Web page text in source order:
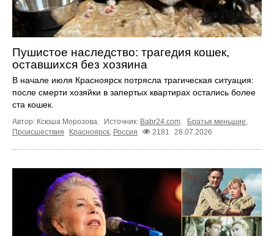
Пушистое наследство: трагедия кошек,
оставшихся без хозяина
В начале июля Красноярск потрясла трагическая ситуация:
после смерти хозяйки в запертых квартирах остались более
ста кошек.
Автор: Ксюша Морозова. Источник: Babr24.com Братья меньшие
Происшествия
Красноярск, Россия 2181 28.07.2026